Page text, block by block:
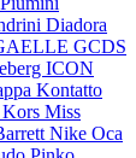
Diadora
GCDS
ICON
Kontatto
Miss
Nike Oca